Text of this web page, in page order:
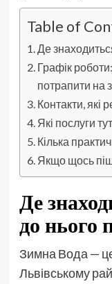
Table of
Де
Графік
потрапити на
Контакти, які
Які послуги
Кілька
Якщо щось
Де
до нього
Зимна Вода —
Львівському